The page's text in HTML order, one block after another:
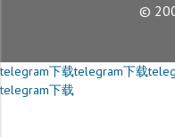
©
telegram下载telegram下载
telegram下载